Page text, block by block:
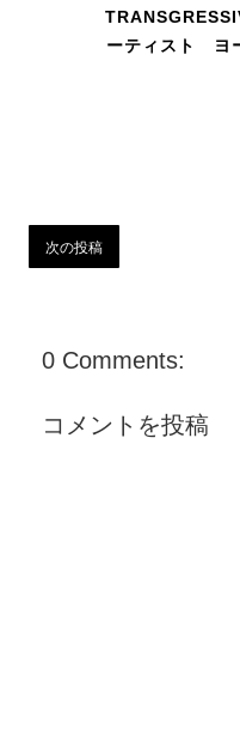
ーティスト ヨ
次の投稿
0 Comments:
コメントを投稿